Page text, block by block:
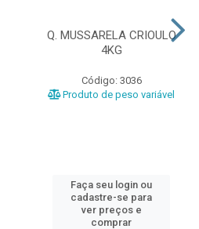
Q. MUSSARELA CRIOULO
4KG
Código: 3036
Produto de peso variável
Faça seu login ou
cadastre-se para
ver preços e
comprar